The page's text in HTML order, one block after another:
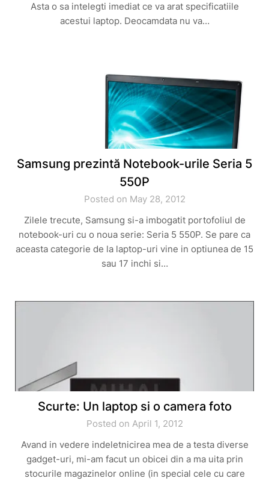
Asta o sa intelegti imediat ce va arat specificatiile
acestui laptop. Deocamdata nu va…
Samsung prezintă Notebook-urile Seria 5
550P
Posted on May 28, 2012
Zilele trecute, Samsung si-a imbogatit portofoliul de
notebook-uri cu o noua serie: Seria 5 550P. Se pare ca
aceasta categorie de la laptop-uri vine in optiunea de 15
sau 17 inchi si…
Scurte: Un laptop si o camera foto
Posted on April 1, 2012
Avand in vedere indeletnicirea mea de a testa diverse
gadget-uri, mi-am facut un obicei din a ma uita prin
stocurile magazinelor online (in special cele cu care